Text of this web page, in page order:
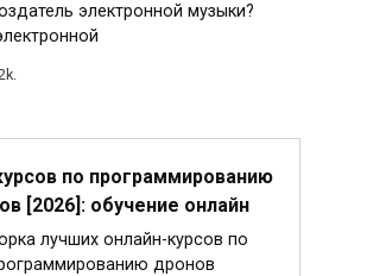
электронной музыки?
по программированию
[2026]: обучение онлайн
лучших онлайн-курсов по
дронов